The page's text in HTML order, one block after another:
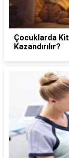
Çocuklarda
Kazandırılır?